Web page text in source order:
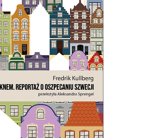
REPORTAŻ
SZWECJI
o ten osobliwy szwedzki
przed tym, co
Na to wygląda.
zł 21.50zł